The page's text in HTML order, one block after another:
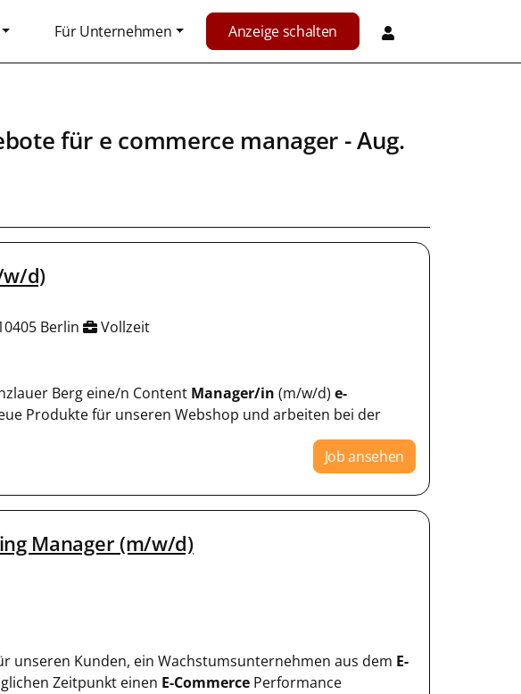
Für Unternehmen Anzeige schalten
für e commerce manager - Aug.
d)
Berlin Vollzeit
Berg eine/n Content Manager/in (m/w/d) e-
Produkte für unseren Webshop und arbeiten bei der
Job ansehen
Manager (m/w/d)
unseren Kunden, ein Wachstumsunternehmen aus dem E-
Zeitpunkt einen E-Commerce Performance